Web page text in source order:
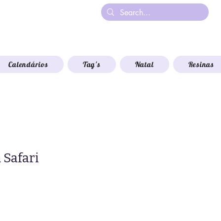
Calendários Tag's Natal Resinas